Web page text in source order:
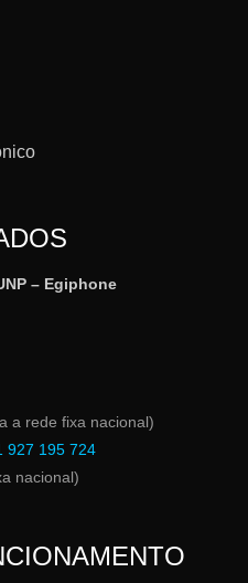
– Egiphone
a rede fixa nacional)
927 195 724
nacional)